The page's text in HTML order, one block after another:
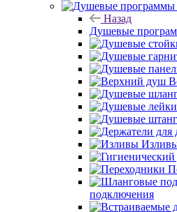
Назад
Душевые
подключения